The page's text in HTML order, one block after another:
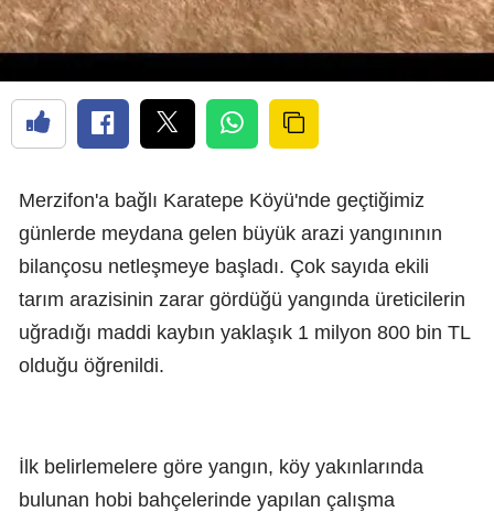
Merzifon'a bağlı Karatepe Köyü'nde geçtiğimiz
günlerde meydana gelen büyük arazi yangınının
bilançosu netleşmeye başladı. Çok sayıda ekili
tarım arazisinin zarar gördüğü yangında üreticilerin
uğradığı maddi kaybın yaklaşık 1 milyon 800 bin TL
olduğu öğrenildi.
İlk belirlemelere göre yangın, köy yakınlarında
bulunan hobi bahçelerinde yapılan çalışma